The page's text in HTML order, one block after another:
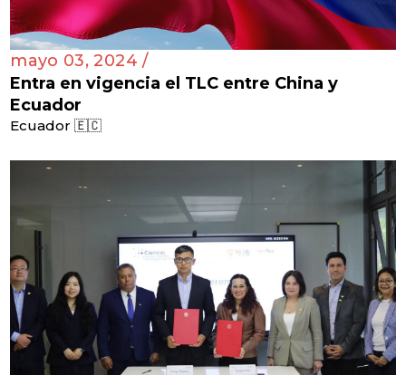
mayo 03, 2024 /
Entra en vigencia el TLC entre China y
Ecuador
Ecuador 🇪🇨